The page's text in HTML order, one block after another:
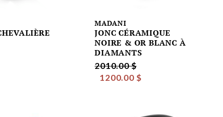
MADANI
JONC CÉRAMIQUE
NOIRE & OR BLANC À
DIAMANTS
2010.00 $
1200.00 $